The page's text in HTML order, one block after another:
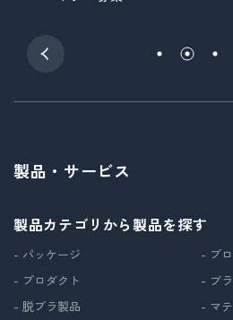
製品・サービス
製品カテゴリから製品を探す
- パッケージ
- プロダクト
- 脱プラ製品
- プ
- ブ
- マ